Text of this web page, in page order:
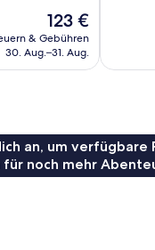
Der
Preis
beträgt
123 €
& Gebühren
30. Aug.–31. Aug.
an, um verfügbare
für noch mehr